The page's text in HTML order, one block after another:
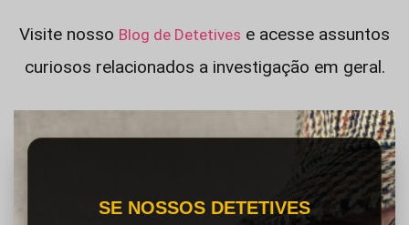
Visite nosso Blog de Detetives e acesse assuntos
curiosos relacionados a investigação em geral.
SE NOSSOS DETETIVES